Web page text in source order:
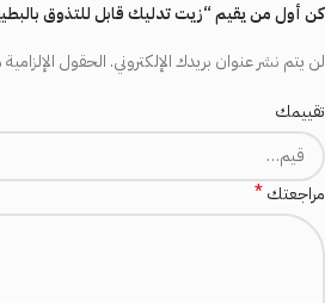
كن أول من يقيم “زيت تدليك قابل للتذوق بالبطيخ ، 250 مل – جاردن
لن يتم نشر عنوان بريدك الإلكتروني. الحقول الإلزامية
تقييمك
مراجعتك*